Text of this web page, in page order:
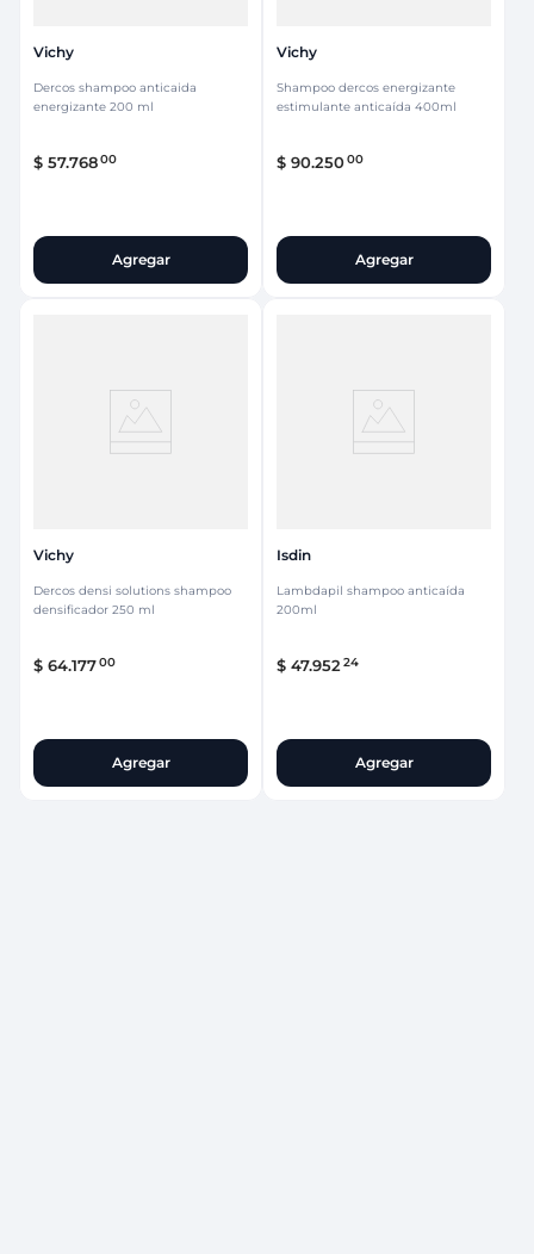
Vichy
Dercos shampoo anticaida
energizante 200 ml
$ 57.76800
Agregar
Vichy
Shampoo dercos energizante
estimulante anticaída 400ml
$ 90.25000
Agregar
Vichy
Dercos densi solutions shampoo
densificador 250 ml
$ 64.17700
Agregar
Isdin
Lambdapil shampoo anticaída
200ml
$ 47.952 24
Agregar